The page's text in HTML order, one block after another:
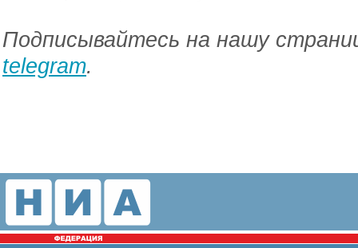
Подписывайтесь на нашу
telegram.